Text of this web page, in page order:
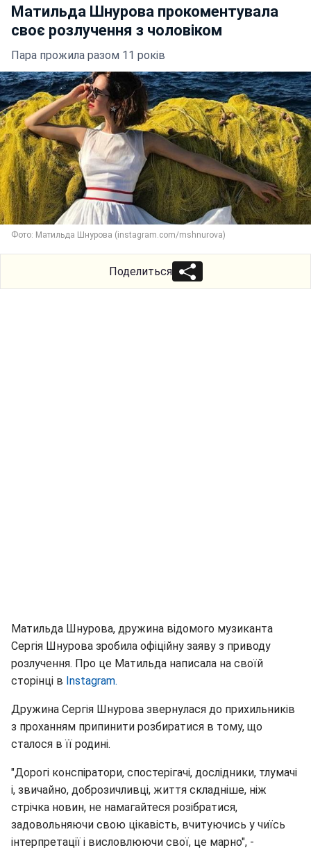
Матильда Шнурова прокоментувала
своє розлучення з чоловіком
Пара прожила разом 11 років
Фото: Матильда Шнурова (instagram.com/mshnurova)
Поделиться
Матильда Шнурова, дружина відомого музиканта
Сергія Шнурова зробила офіційну заяву з приводу
розлучення. Про це Матильда написала на своїй
сторінці в Instagram.
Дружина Сергія Шнурова звернулася до прихильників
з проханням припинити розбиратися в тому, що
сталося в її родині.
"Дорогі конспіратори, спостерігачі, дослідники, тлумачі
і, звичайно, доброзичливці, життя складніше, ніж
стрічка новин, не намагайтеся розібратися,
задовольняючи свою цікавість, вчитуючись у чиїсь
інтерпретації і висловлюючи свої, це марно", -